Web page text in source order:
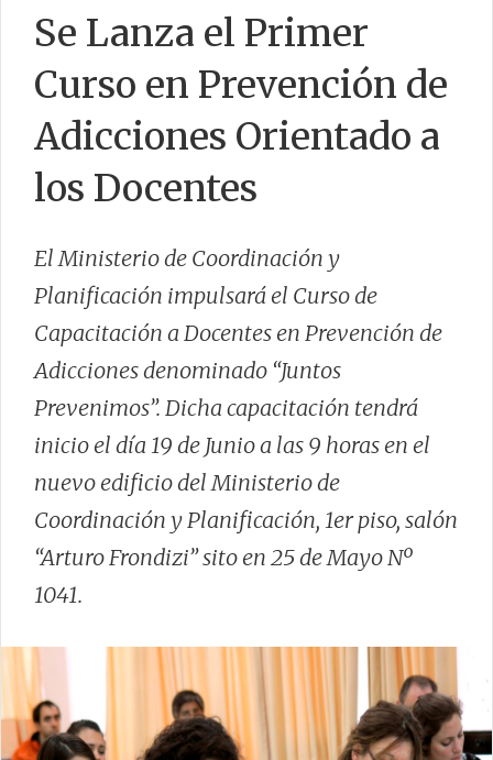
Se Lanza el Primer
Curso en Prevención de
Adicciones Orientado a
los Docentes
El Ministerio de Coordinación y
Planificación impulsará el Curso de
Capacitación a Docentes en Prevención de
Adicciones denominado “Juntos
Prevenimos”. Dicha capacitación tendrá
inicio el día 19 de Junio a las 9 horas en el
nuevo edificio del Ministerio de
Coordinación y Planificación, 1er piso, salón
“Arturo Frondizi” sito en 25 de Mayo Nº
1041.